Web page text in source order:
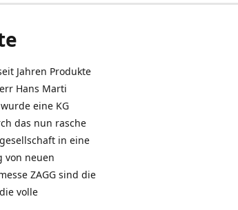
Jahren Produkte
Hans Marti
eine KG
das nun rasche
in eine
von neuen
ZAGG sind die
volle